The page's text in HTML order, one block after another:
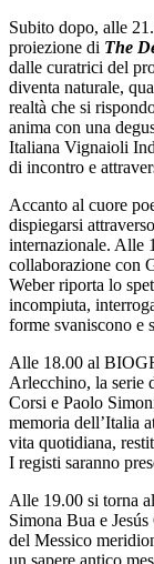
Subito dopo, alle
proiezione di The
dalle curatrici del
diventa naturale,
realtà che si
anima con una
Italiana Vignaioli
di incontro e
Accanto al cuore
dispiegarsi
internazionale. Alle
collaborazione con
Weber riporta lo
incompiuta,
forme svaniscono e
Alle 18.00 al
Arlecchino, la serie
Corsi e Paolo
memoria dell’Italia
vita quotidiana,
I registi saranno
Alle 19.00 si torna
Simona Bua e
del Messico
un sapere antico